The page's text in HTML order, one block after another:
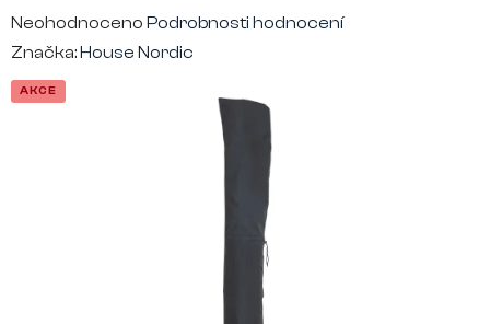
Průměrné
hodnocení
produktu
Neohodnoceno Podrobnosti hodnocení
Značka:House Nordic
AKCE